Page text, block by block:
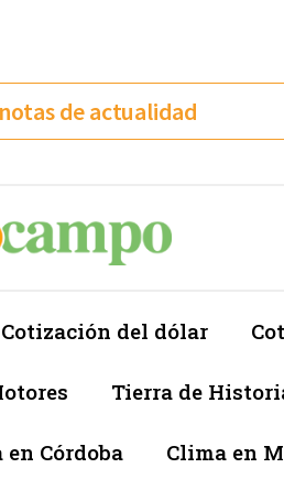
de actualidad
Cotización del dólar
Tierra de
en Córdoba Clima en